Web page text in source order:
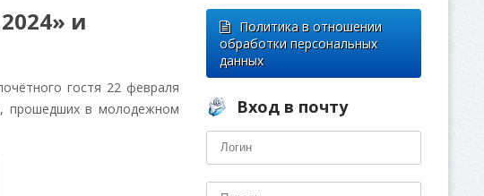
и
гостя 22 февраля
прошедших в молодежном
Политика в отношении
обработки персональных
данных
Вход в почту